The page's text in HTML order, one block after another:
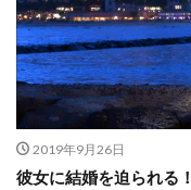
2019年9月26日
彼女に結婚を迫られる